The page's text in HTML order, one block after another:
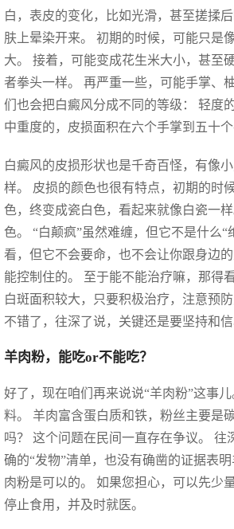
白，表皮的变化，比如光滑，甚至搓揉
肤上晕染开来。 初期的时候，可能只是
大。 接着，可能变成花生米大小，甚至
者拳头一样。 再严重一些，可能手掌、
们也会把白癜风分成不同的等级： 轻度
中重度的，皮损面积在六个手掌到五十
白癜风的皮损形状也是千奇百怪，有像
样。 皮损的颜色也很有特点，初期的时
色，终变成瓷白色，看起来就像白瓷一
色。 “白颠疯”虽然难缠，但它不是什么
看，但它不会要命，也不会让你跟身边
能控制住的。 至于能不能治疗嘛，那得
白斑面积较大，只要积极治疗，注意预
不错了，往深了说，关键还是要坚持和信
羊肉粉，能吃or不能吃？
好了，现在咱们再来说说“羊肉粉”这事
料。 羊肉富含蛋白质和铁，粉丝主要是
吗？ 这个问题在民间一直存在争议。
确的“发物”清单，也没有确凿的证据表
肉粉是可以的。 如果您担心，可以先少
停止食用，并及时就医。